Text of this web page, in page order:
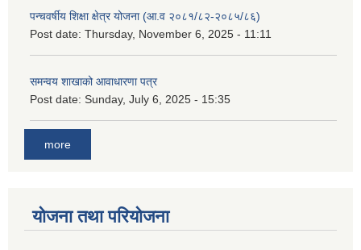
पन्चवर्षीय शिक्षा क्षेत्र योजना (आ.व २०८१/८२-२०८५/८६)
Post date: Thursday, November 6, 2025 - 11:11
समन्वय शाखाको आवाधारणा पत्र
Post date: Sunday, July 6, 2025 - 15:35
more
योजना तथा परियोजना